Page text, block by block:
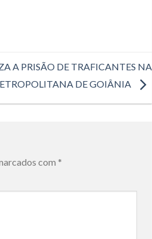
A PRISÃO DE TRAFICANTES NA
DE GOIÂNIA
com *